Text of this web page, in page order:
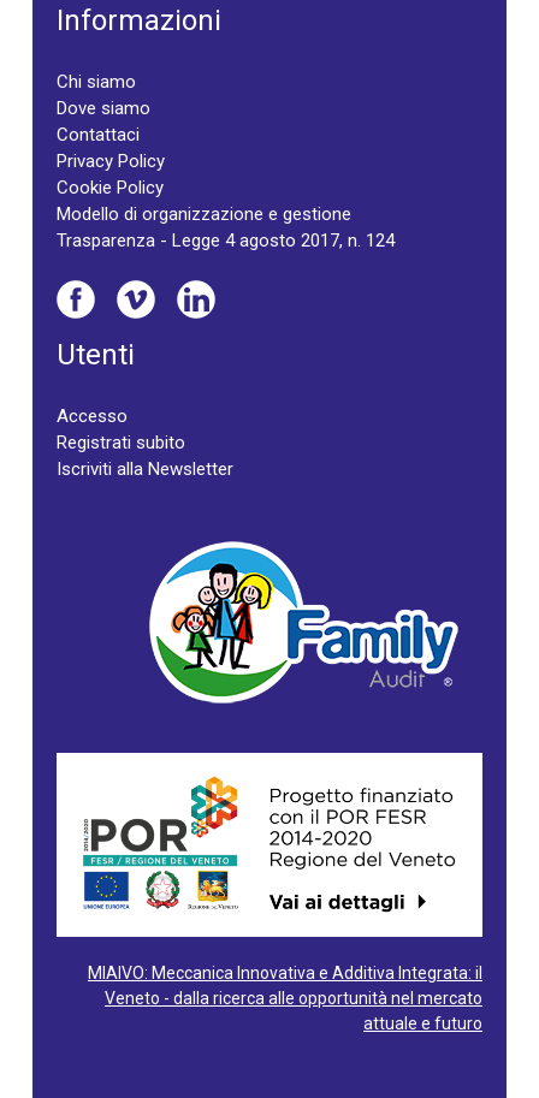
Informazioni
Chi siamo
Dove siamo
Contattaci
Privacy Policy
Cookie Policy
Modello di organizzazione e gestione
Trasparenza - Legge 4 agosto 2017, n. 124
Utenti
Accesso
Registrati subito
Iscriviti alla Newsletter
MIAIVO: Meccanica Innovativa e Additiva Integrata: il
Veneto - dalla ricerca alle opportunità nel mercato
attuale e futuro